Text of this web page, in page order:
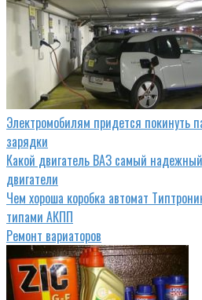
Электромобилям придется покинуть
зарядки
Какой двигатель ВАЗ самый
двигатели
Чем хороша коробка автомат
типами АКПП
Ремонт вариаторов